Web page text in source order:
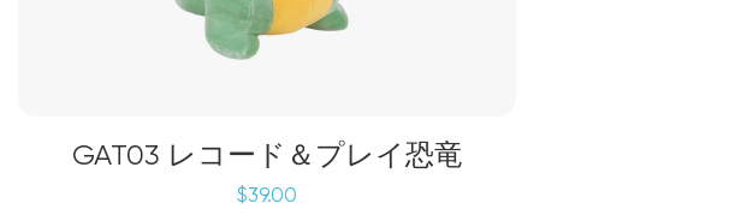
GAT03 レコード＆プレイ恐竜
$39.00